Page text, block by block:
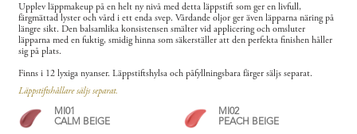
Upplev läppmakeup på en helt ny nivå med detta läppstift som ger en livfull,
färgmättad lyster och vård i ett enda svep. Vårdande oljor ger även läpparna näring på
längre sikt. Den balsamlika konsistensen smälter vid applicering och omsluter
läpparna med en fuktig, smidig hinna som säkerställer att den perfekta finishen håller
sig på plats.
Finns i 12 lyxiga nyanser. Läppstiftshylsa och påfyllningsbara färger säljs separat.
Läppstiftshållare säljs separat.
MI01
CALM BEIGE
MI02
PEACH BEIGE